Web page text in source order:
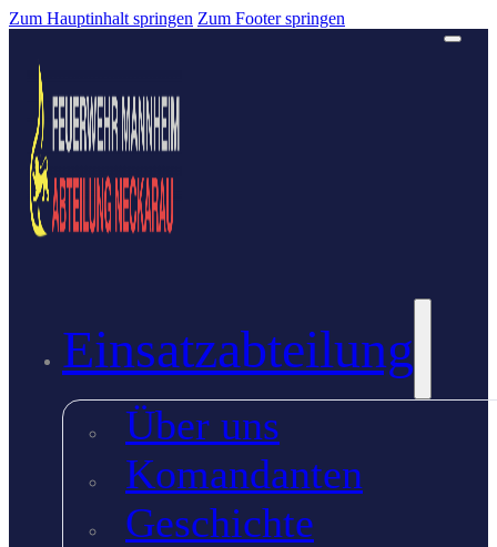
Zum Hauptinhalt springen Zum Footer springen
Einsatzabteilung
Über uns
Komandanten
Geschichte